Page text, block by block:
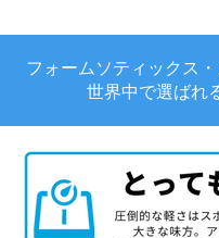
フォームソティックス
世界中で選ばれ